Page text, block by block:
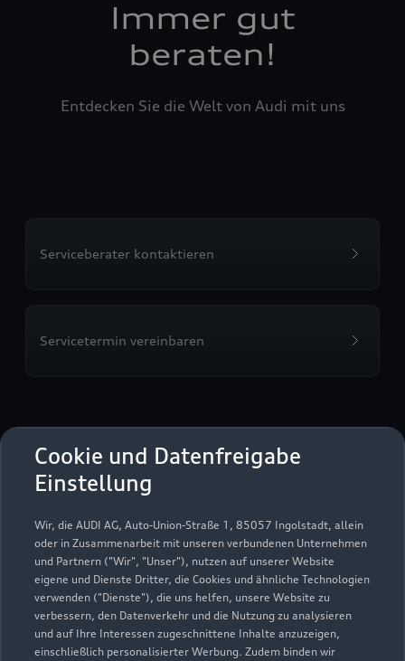
Cookie und Datenfreigabe
Einstellung
Wir, die AUDI AG, Auto-Union-Straße 1, 85057 Ingolstadt, allein
oder in Zusammenarbeit mit unseren verbundenen Unternehmen
und Partnern ("Wir", "Unser"), nutzen auf unserer Website
eigene und Dienste Dritter, die Cookies und ähnliche Technologien
verwenden ("Dienste"), die uns helfen, unsere Website zu
verbessern, den Datenverkehr und die Nutzung zu analysieren
und auf Ihre Interessen zugeschnittene Inhalte anzuzeigen,
einschließlich personalisierter Werbung. Zudem binden wir
Immer gut
beraten!
Entdecken Sie die Welt von Audi mit uns
Serviceberater kontaktieren
Servicetermin vereinbaren
Autohaus Schlesiger
GmbH